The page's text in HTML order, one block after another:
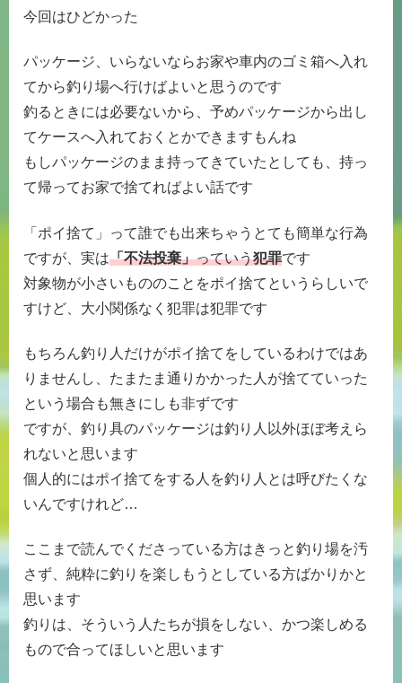
今回はひどかった
パッケージ、いらないならお家や車内のゴミ箱へ入れ
てから釣り場へ行けばよいと思うのです
釣るときには必要ないから、予めパッケージから出し
てケースへ入れておくとかできますもんね
もしパッケージのまま持ってきていたとしても、持っ
て帰ってお家で捨てればよい話です
「ポイ捨て」って誰でも出来ちゃうとても簡単な行為
ですが、実は「不法投棄」っていう犯罪です
対象物が小さいもののことをポイ捨てというらしいで
すけど、大小関係なく犯罪は犯罪です
もちろん釣り人だけがポイ捨てをしているわけではあ
りませんし、たまたま通りかかった人が捨てていった
という場合も無きにしも非ずです
ですが、釣り具のパッケージは釣り人以外ほぼ考えら
れないと思います
個人的にはポイ捨てをする人を釣り人とは呼びたくな
いんですけれど…
ここまで読んでくださっている方はきっと釣り場を汚
さず、純粋に釣りを楽しもうとしている方ばかりかと
思います
釣りは、そういう人たちが損をしない、かつ楽しめる
もので合ってほしいと思います